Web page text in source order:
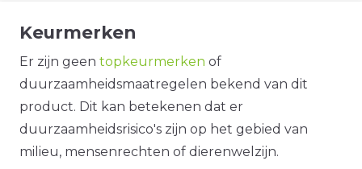
Keurmerken
Er zijn geen topkeurmerken of
duurzaamheidsmaatregelen bekend van dit
product. Dit kan betekenen dat er
duurzaamheidsrisico's zijn op het gebied van
milieu, mensenrechten of dierenwelzijn.